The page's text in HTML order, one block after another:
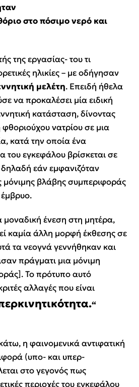
στο πόσιμο νερό και
της εργασίας-του τι
ηλικίες– με οδήγησαν
μελέτη. Επειδή ήθελα
να προκαλέσει μία ειδική
κατάσταση, δίνοντας
νατρίου σε μια
κατά την οποία ένα
του εγκεφάλου βρίσκεται σε
εάν εμφανιζόταν
μόνιμης βλάβης συμπεριφοράς
ένεση στη μητέρα,
καμία άλλη μορφή έκθεσης σε
τα νεογνά γεννήθηκαν και
πράγματι μια μόνιμη
Το πρότυπο αυτό
αλλαγές που είναι
“
η φαινομενικά αντιφατική
(υπο- και υπερ-
στο γεγονός πως
περιοχές του εγκεφάλου